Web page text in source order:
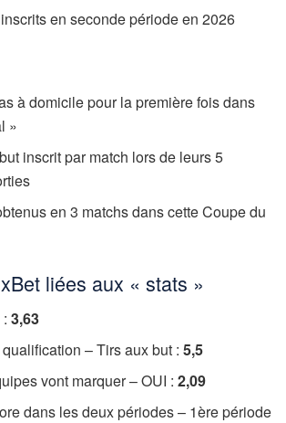
en seconde période en 2026
à domicile pour la première fois dans
»
inscrit par match lors de leurs 5
en 3 matchs dans cette Coupe du
liées aux « stats »
:3,63
– Tirs aux but :5,5
vont marquer – OUI :2,09
dans les deux périodes – 1ère période